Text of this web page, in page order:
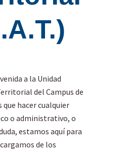
a la Unidad
del Campus de
que hacer cualquier
o administrativo, o
estamos aquí para
de los